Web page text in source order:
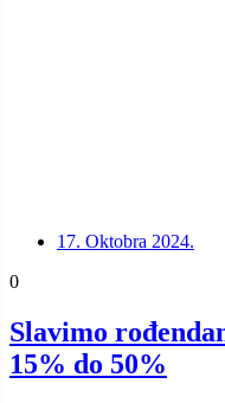
17. Oktobra 2024.
0
Slavimo
15% do 50%